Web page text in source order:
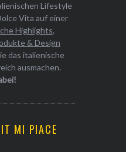
Lifestyle
Vita auf einer
Highlights,
& Design
das italienische
ausmachen.
MI PIACE